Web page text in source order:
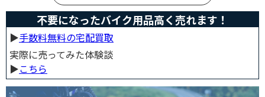
不要になったバイク用品高く売れます！
▶︎手数料無料の宅配買取
実際に売ってみた体験談
▶︎こちら